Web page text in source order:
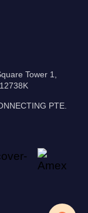
Tower 1,
PTE.